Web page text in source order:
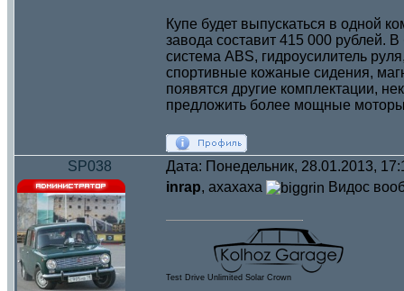
Купе будет выпускаться в одной
завода составит 415 000 рублей.
система ABS, гидроусилитель
спортивные кожаные сидения,
появятся другие комплектации,
предложить более мощные
SP038 Дата: Понедельник, 28.01.2013,
inrap, ахахаха Видос
Test Drive Unlimited Solar Crown